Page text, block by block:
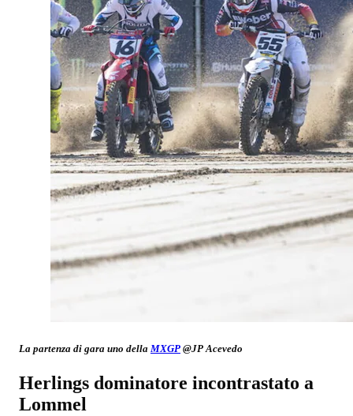
La partenza di gara uno della MXGP @JP Acevedo
Herlings dominatore incontrastato a
Lommel